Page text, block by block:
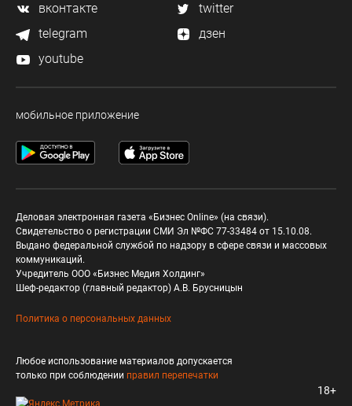
вконтакте
twitter
telegram
дзен
youtube
мобильное приложение
Деловая электронная газета «Бизнес Online» (на связи).
Свидетельство о регистрации СМИ Эл №ФС 77-33484 от 15.10.08.
Выдано федеральной службой по надзору в сфере связи и массовых
коммуникаций.
Учредитель ООО «Бизнес Медия Холдинг»
Шеф-редактор (главный редактор) А.В. Брусницын
Политика о персональных данных
Любое использование материалов допускается
только при соблюдении правил перепечатки
18+